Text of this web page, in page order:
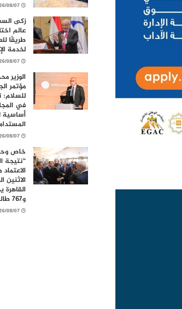
2026/08/07
زكى
عالم
طريقًا
لخدمة
2026/08/07
الوزير
مؤتمر
للسلام:
في
أساسية
2026/08/07
خاص
“نتيجة
الاثنين
و767 طالبًا بكليات القمه
2026/08/07